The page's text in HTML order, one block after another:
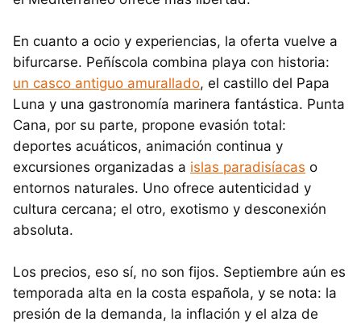
En cuanto a ocio y experiencias, la oferta vuelve a
bifurcarse. Peñíscola combina playa con historia:
un casco antiguo amurallado, el castillo del Papa
Luna y una gastronomía marinera fantástica. Punta
Cana, por su parte, propone evasión total:
deportes acuáticos, animación continua y
excursiones organizadas a islas paradisíacas o
entornos naturales. Uno ofrece autenticidad y
cultura cercana; el otro, exotismo y desconexión
absoluta.
Los precios, eso sí, no son fijos. Septiembre aún es
temporada alta en la costa española, y se nota: la
presión de la demanda, la inflación y el alza de